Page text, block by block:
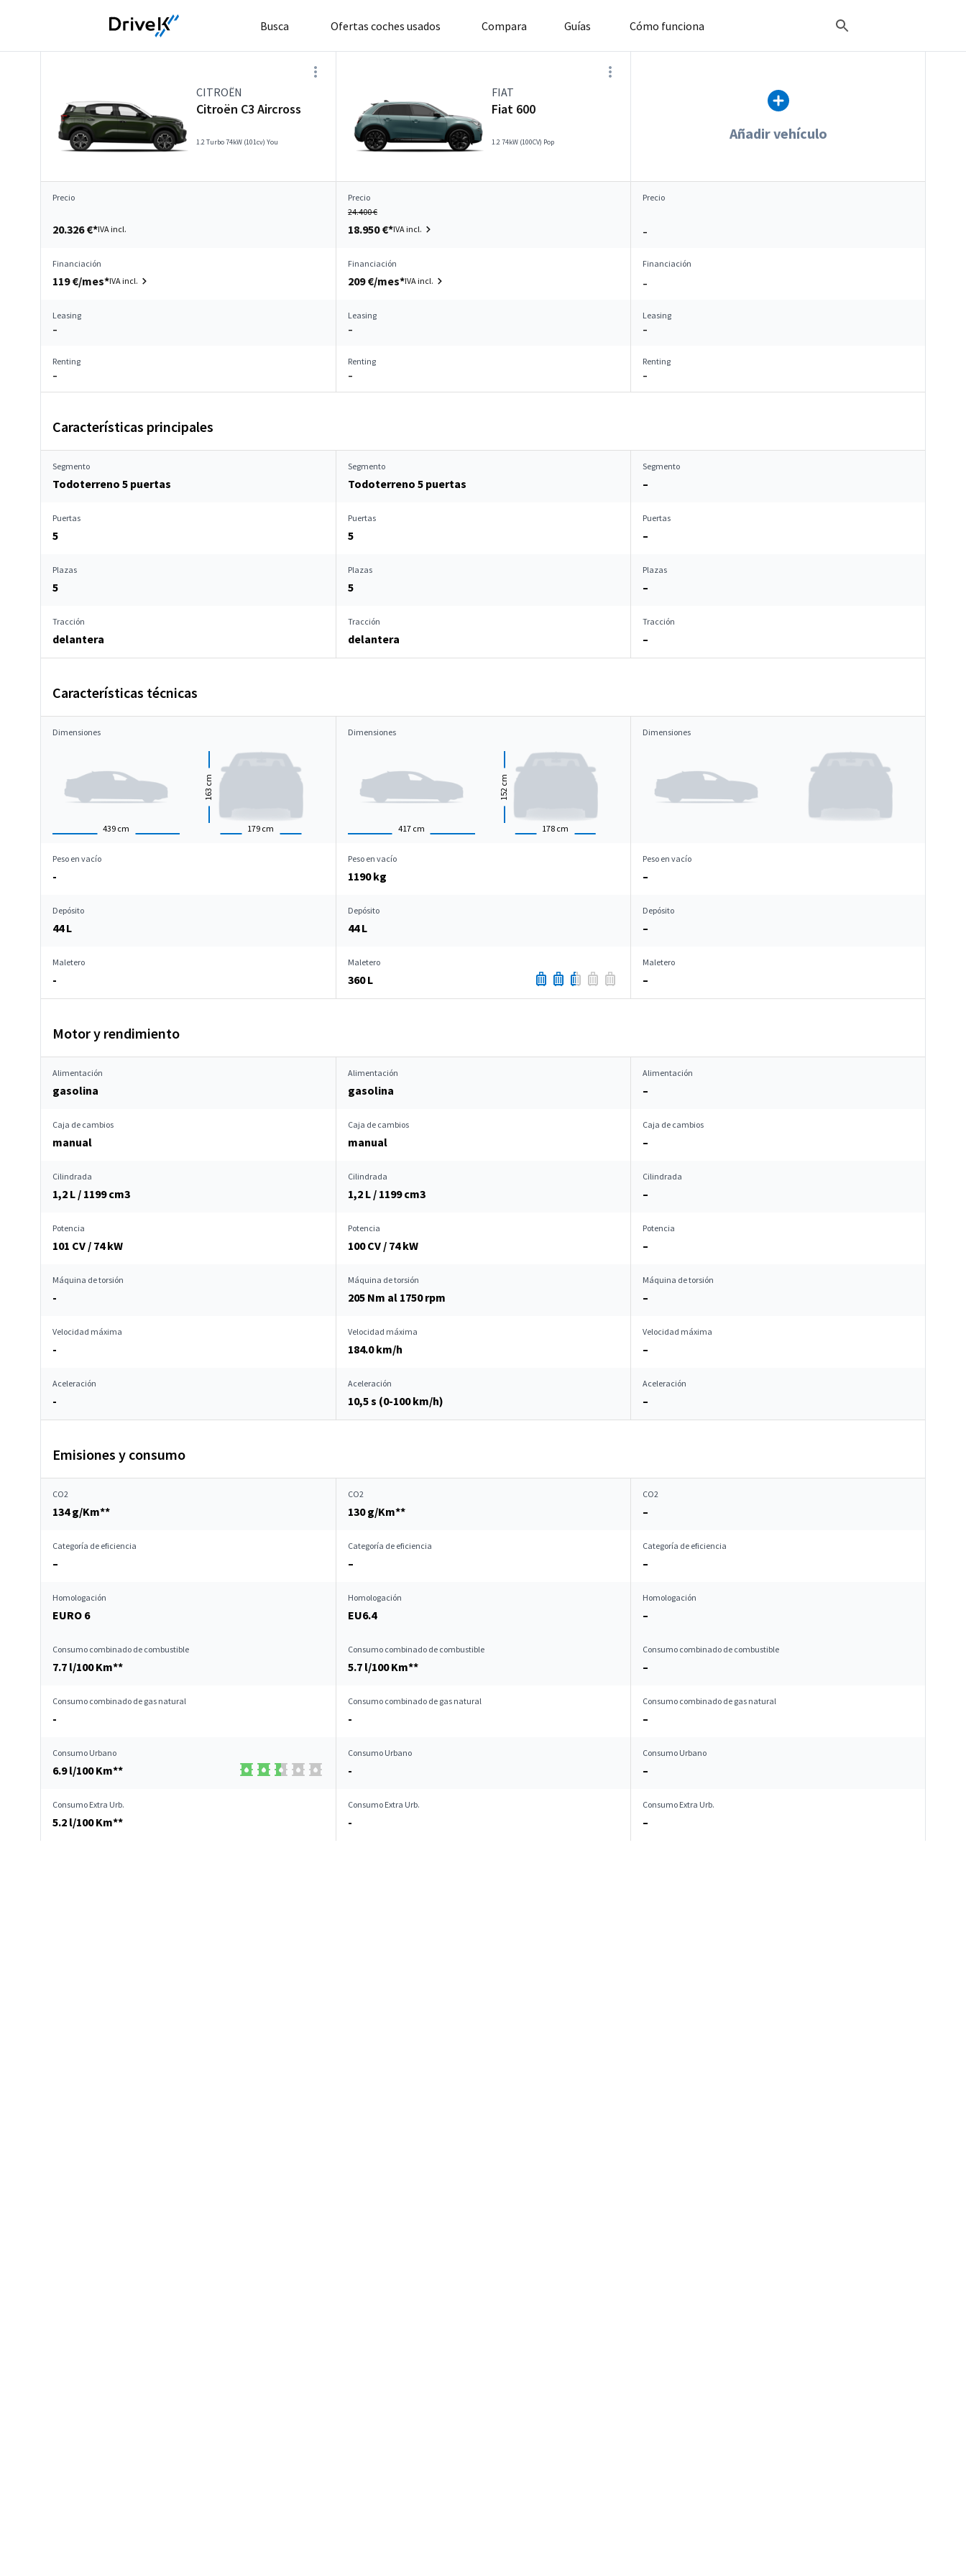
Busca Ofertas coches usados Compara Guías Cómo funciona
CITROËN
Citroën C3 Aircross
1.2 Turbo 74kW (101cv) You
FIAT
Fiat 600
1.2 74kW (100CV) Pop Añadir vehículo
Precio
20.326 €*IVA incl.
Precio
24.400 €
18.950 €*IVA incl.
Precio
–
Financiación
119 €/mes*IVA incl.
Financiación
209 €/mes*IVA incl.
Financiación
–
Leasing
–
Leasing
–
Leasing
–
Renting
–
Renting
–
Renting
–
Características principales
Segmento
Todoterreno 5 puertas
Segmento
Todoterreno 5 puertas
Segmento
–
Puertas
5
Puertas
5
Puertas
–
Plazas
5
Plazas
5
Plazas
–
Tracción
delantera
Tracción
delantera
Tracción
–
Características técnicas
Dimensiones
439 cm 179 cm
163
cm
Dimensiones
417 cm 178 cm
152
cm
Dimensiones
Peso en vacío
-
Peso en vacío
1190 kg
Peso en vacío
–
Depósito
44 L
Depósito
44 L
Depósito
–
Maletero
-
Maletero
360 L
Maletero
–
Motor y rendimiento
Alimentación
gasolina
Alimentación
gasolina
Alimentación
–
Caja de cambios
manual
Caja de cambios
manual
Caja de cambios
–
Cilindrada
1,2 L / 1199 cm3
Cilindrada
1,2 L / 1199 cm3
Cilindrada
–
Potencia
101 CV / 74 kW
Potencia
100 CV / 74 kW
Potencia
–
Máquina de torsión
-
Máquina de torsión
205 Nm al 1750 rpm
Máquina de torsión
–
Velocidad máxima
-
Velocidad máxima
184.0 km/h
Velocidad máxima
–
Aceleración
-
Aceleración
10,5 s (0-100 km/h)
Aceleración
–
Emisiones y consumo
CO2
134 g/Km**
CO2
130 g/Km**
CO2
–
Categoría de eficiencia
–
Categoría de eficiencia
–
Categoría de eficiencia
–
Homologación
EURO 6
Homologación
EU6.4
Homologación
–
Consumo combinado de combustible
7.7 l/100 Km**
Consumo combinado de combustible
5.7 l/100 Km**
Consumo combinado de combustible
–
Consumo combinado de gas natural
-
Consumo combinado de gas natural
-
Consumo combinado de gas natural
–
Consumo Urbano
6.9 l/100 Km**
Consumo Urbano
-
Consumo Urbano
–
Consumo Extra Urb.
5.2 l/100 Km**
Consumo Extra Urb.
-
Consumo Extra Urb.
–